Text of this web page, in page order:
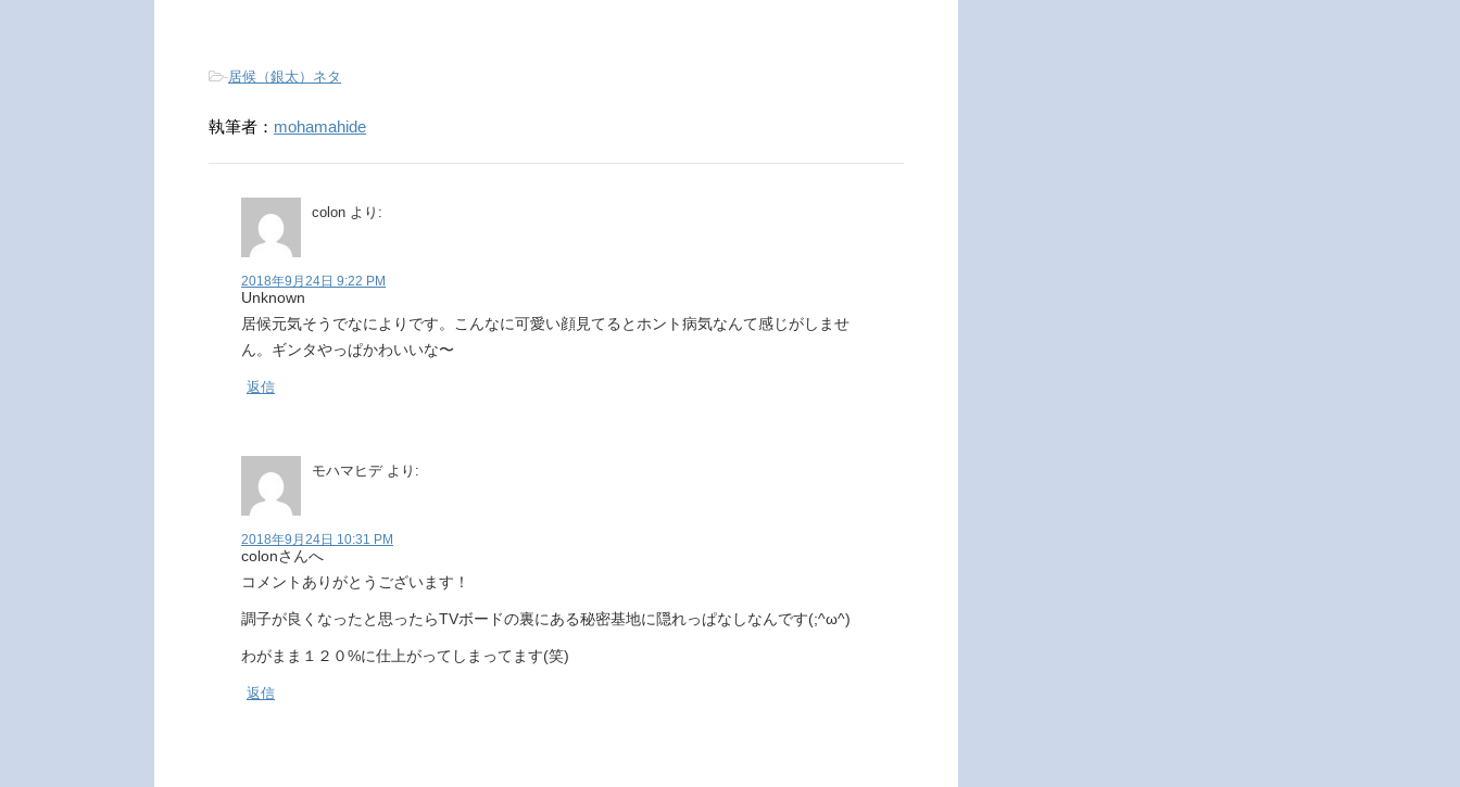
-居候（銀太）ネタ
執筆者： mohamahide
colon より:
2018年9月24日 9:22 PM
Unknown
居候元気そうでなによりです。こんなに可愛い顔見てるとホント病気なんて感じがしませ
ん。ギンタやっぱかわいいな〜
返信
モハマヒデ より:
2018年9月24日 10:31 PM
colonさんへ
コメントありがとうございます！
調子が良くなったと思ったらTVボードの裏にある秘密基地に隠れっぱなしなんです(;^ω^)
わがまま１２０%に仕上がってしまってます(笑)
返信